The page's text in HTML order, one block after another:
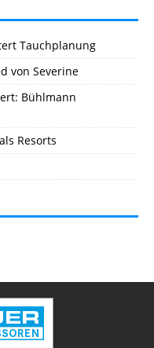
Tauchplanung
von Severine
Bühlmann
Resorts